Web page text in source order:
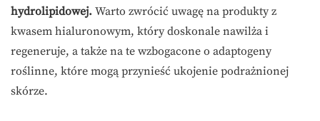
hydrolipidowej. Warto zwrócić uwagę na produkty z
kwasem hialuronowym, który doskonale nawilża i
regeneruje, a także na te wzbogacone o adaptogeny
roślinne, które mogą przynieść ukojenie podrażnionej
skórze.